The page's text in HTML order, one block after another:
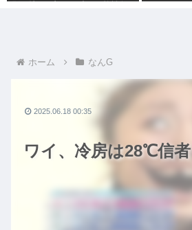
ホーム なんG
ワイ、冷房は28℃信
2025.06.18 00:35